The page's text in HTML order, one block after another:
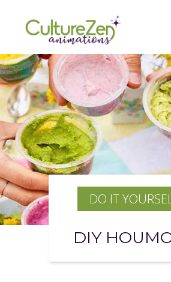
DO IT
DIY